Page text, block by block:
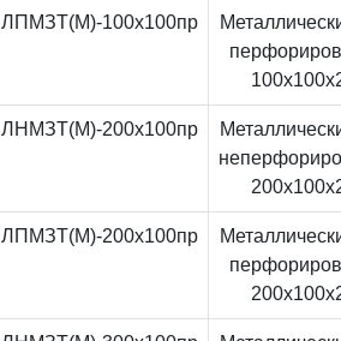
ЛПМЗТ(М)-100x100пр
ЛНМЗТ(М)-200x100пр
ЛПМЗТ(М)-200x100пр